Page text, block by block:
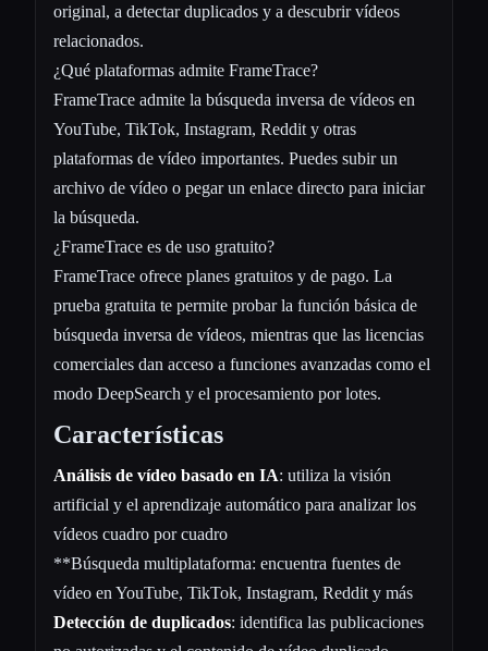
original, a detectar duplicados y a descubrir vídeos
relacionados.
¿Qué plataformas admite FrameTrace?
FrameTrace admite la búsqueda inversa de vídeos en
YouTube, TikTok, Instagram, Reddit y otras
plataformas de vídeo importantes. Puedes subir un
archivo de vídeo o pegar un enlace directo para iniciar
la búsqueda.
¿FrameTrace es de uso gratuito?
FrameTrace ofrece planes gratuitos y de pago. La
prueba gratuita te permite probar la función básica de
búsqueda inversa de vídeos, mientras que las licencias
comerciales dan acceso a funciones avanzadas como el
modo DeepSearch y el procesamiento por lotes.
Características
Análisis de vídeo basado en IA: utiliza la visión
artificial y el aprendizaje automático para analizar los
vídeos cuadro por cuadro
**Búsqueda multiplataforma: encuentra fuentes de
vídeo en YouTube, TikTok, Instagram, Reddit y más
Detección de duplicados: identifica las publicaciones